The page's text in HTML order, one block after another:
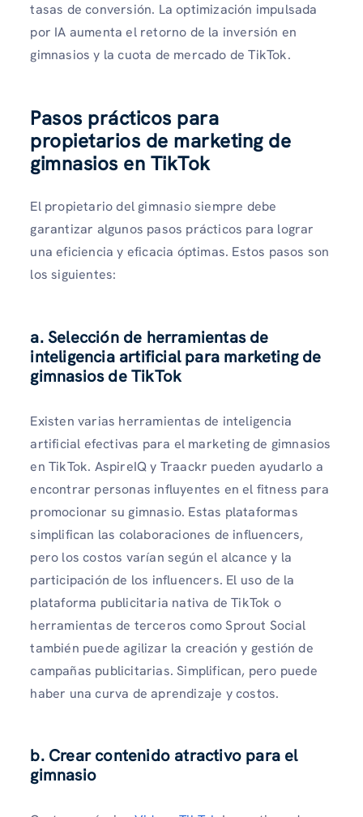
tasas de conversión. La optimización impulsada
por IA aumenta el retorno de la inversión en
gimnasios y la cuota de mercado de TikTok.
Pasos prácticos para
propietarios de marketing de
gimnasios en TikTok
El propietario del gimnasio siempre debe
garantizar algunos pasos prácticos para lograr
una eficiencia y eficacia óptimas. Estos pasos son
los siguientes:
a. Selección de herramientas de
inteligencia artificial para marketing de
gimnasios de TikTok
Existen varias herramientas de inteligencia
artificial efectivas para el marketing de gimnasios
en TikTok. AspireIQ y Traackr pueden ayudarlo a
encontrar personas influyentes en el fitness para
promocionar su gimnasio. Estas plataformas
simplifican las colaboraciones de influencers,
pero los costos varían según el alcance y la
participación de los influencers. El uso de la
plataforma publicitaria nativa de TikTok o
herramientas de terceros como Sprout Social
también puede agilizar la creación y gestión de
campañas publicitarias. Simplifican, pero puede
haber una curva de aprendizaje y costos.
b. Crear contenido atractivo para el
gimnasio